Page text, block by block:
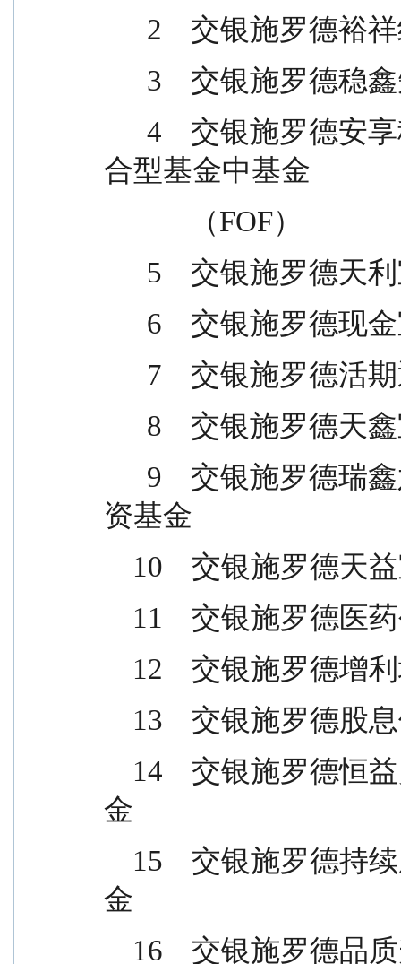
2    交银施罗
3    交银施罗
合型基金中基金
            （FOF）
5    交银施罗
6    交银施罗
7    交银施罗
8    交银施罗
资基金
10    交银施罗德
11    交银施罗
12    交银施罗
13    交银施罗
金
金
16    交银施罗